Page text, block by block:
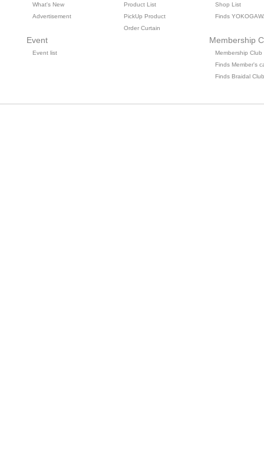
What's New
Advertisement
Event
Event list
Product List
PickUp Product
Order Curtain
Shop List
Finds
Membership
Membership Club
Finds Member's
Finds Braidal Club